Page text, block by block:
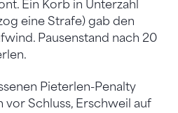
Ein Korb in Unterzahl
eine Strafe) gab den
Pausenstand nach 20
Pieterlen-Penalty
vor Schluss, Erschweil auf